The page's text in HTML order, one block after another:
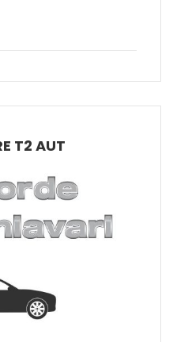
T2 AUT